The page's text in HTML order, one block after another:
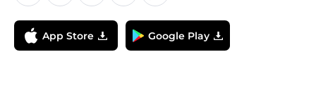
App Store Google Play